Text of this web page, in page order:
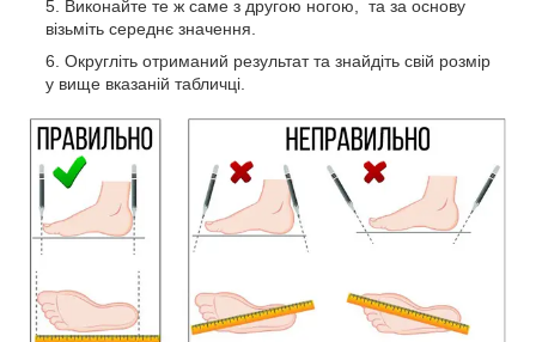
Виконайте те ж саме з другою ногою, та за основу
візьміть середнє значення.
Округліть отриманий результат та знайдіть свій розмір
у вище вказаній табличці.